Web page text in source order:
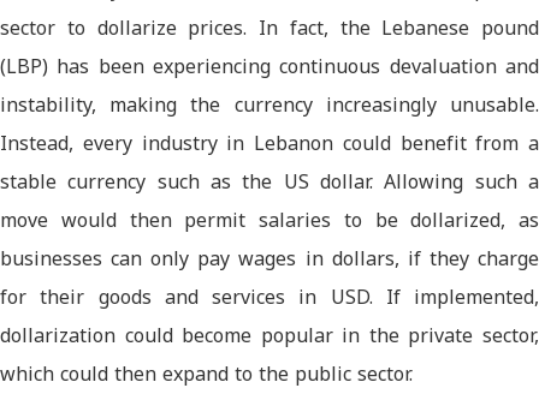
sector to dollarize prices. In fact, the Lebanese pound
(LBP) has been experiencing continuous devaluation and
instability, making the currency increasingly unusable.
Instead, every industry in Lebanon could benefit from a
stable currency such as the US dollar. Allowing such a
move would then permit salaries to be dollarized, as
businesses can only pay wages in dollars, if they charge
for their goods and services in USD. If implemented,
dollarization could become popular in the private sector,
which could then expand to the public sector.